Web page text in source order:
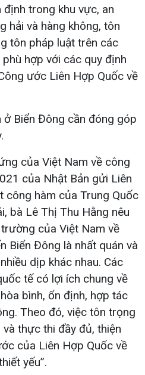
trong khu vực, an
hải và hàng không, tôn
tôn pháp luật trên các
hợp với các quy định
ước Liên Hợp Quốc về
Biển Đông cần đóng góp
của Việt Nam về công
của Nhật Bản gửi Liên
công hàm của Trung Quốc
bà Lê Thị Thu Hằng nêu
của Việt Nam về
Biển Đông là nhất quán và
dịp khác nhau. Các
tế có lợi ích chung về
bình, ổn định, hợp tác
Theo đó, việc tôn trọng
thực thi đầy đủ, thiện
của Liên Hợp Quốc về
yếu”.